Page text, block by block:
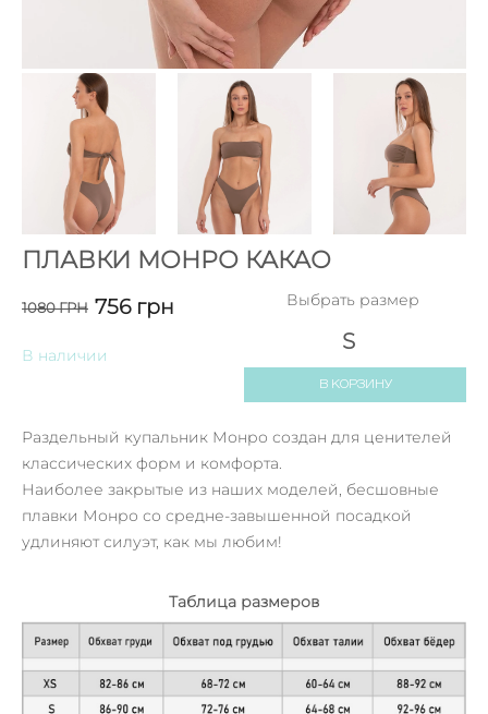
ПЛАВКИ МОНРО КАКАО
1080ГРН 756 грн
В наличии
Выбрать размер
S
В КОРЗИНУ
Раздельный купальник Монро создан для ценителей
классических форм и комфорта.
Наиболее закрытые из наших моделей, бесшовные
плавки Монро со средне-завышенной посадкой
удлиняют силуэт, как мы любим!
Таблица размеров